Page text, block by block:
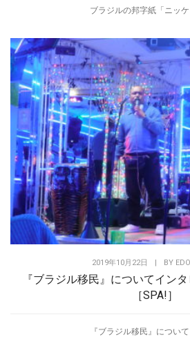
ブラジルの邦字紙「ニッ
2019年10月22日 BY
『ブラジル移民』についてイン
［SPA!］
『ブラジル移民』につい